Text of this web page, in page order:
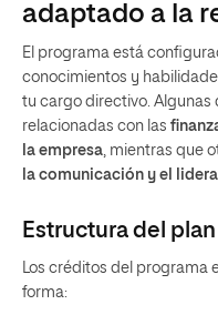
adaptado a la
El programa está
conocimientos y
tu cargo directivo. Algunas
relacionadas con las
la empresa, mientras que
la comunicación y el
Estructura del
Los créditos del programa
forma: